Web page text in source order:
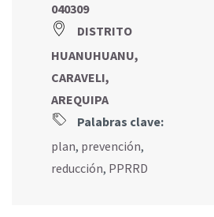
040309
DISTRITO
HUANUHUANU,
CARAVELI,
AREQUIPA
Palabras clave:
plan, prevención,
reducción, PPRRD